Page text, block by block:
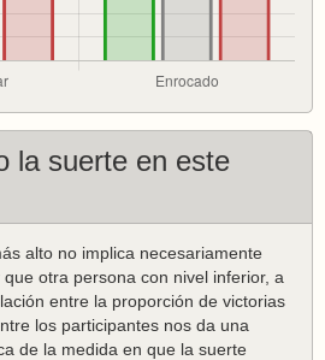
la suerte en este
alto no implica necesariamente
otra persona con nivel inferior, a
entre la proporción de victorias
los participantes nos da una
de la medida en que la suerte